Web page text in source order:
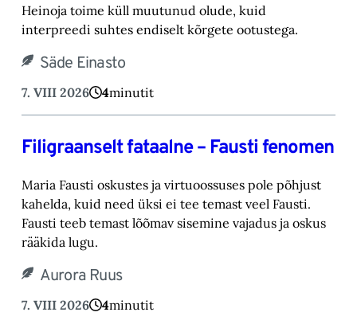
Heinoja toime küll muutunud olude, kuid
‎interpreedi suhtes endiselt kõrgete ootustega.‎
Säde Einasto
7. VIII 2026 4minutit
Filigraanselt fataalne – Fausti fenomen
Maria Fausti oskustes ja virtuoossuses pole põhjust
kahelda, kuid need üksi ei tee temast ‎veel Fausti.
Fausti teeb temast lõõmav sisemine vajadus ja oskus
rääkida lugu.‎
Aurora Ruus
7. VIII 2026 4minutit